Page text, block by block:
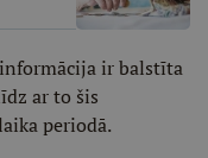
informācija ir balstīta
ar to šis
periodā.